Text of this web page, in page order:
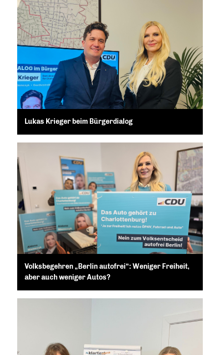
Lukas Krieger beim Bürgerdialog
Volksbegehren „Berlin autofrei“: Weniger Freiheit,
aber auch weniger Autos?